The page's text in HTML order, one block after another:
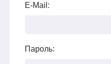
E-Mail:
Пароль: